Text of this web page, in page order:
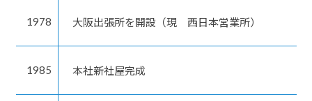
1978 大阪出張所を開設（現 西日本営業所）
1985 本社新社屋完成